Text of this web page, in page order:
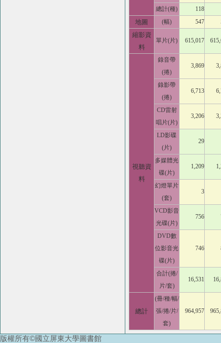
總計(種) 118
地圖 (幅) 547
縮影資
料
單片(片) 615,017
視聽資
料
錄音帶
(捲)
3,869
錄影帶
(捲)
6,713
CD雷射
唱片(片)
3,206
LD影碟
(片)
29
多媒體光
碟(片)
1,209
幻燈單片
(套)
3
VCD影音
光碟(片)
756
DVD數
位影音光
碟(片)
746
合計(捲/
片/套)
16,531
總計
(冊/種/幅/
張/捲/片/
套)
964,957
版權所有©國立屏東大學圖書館